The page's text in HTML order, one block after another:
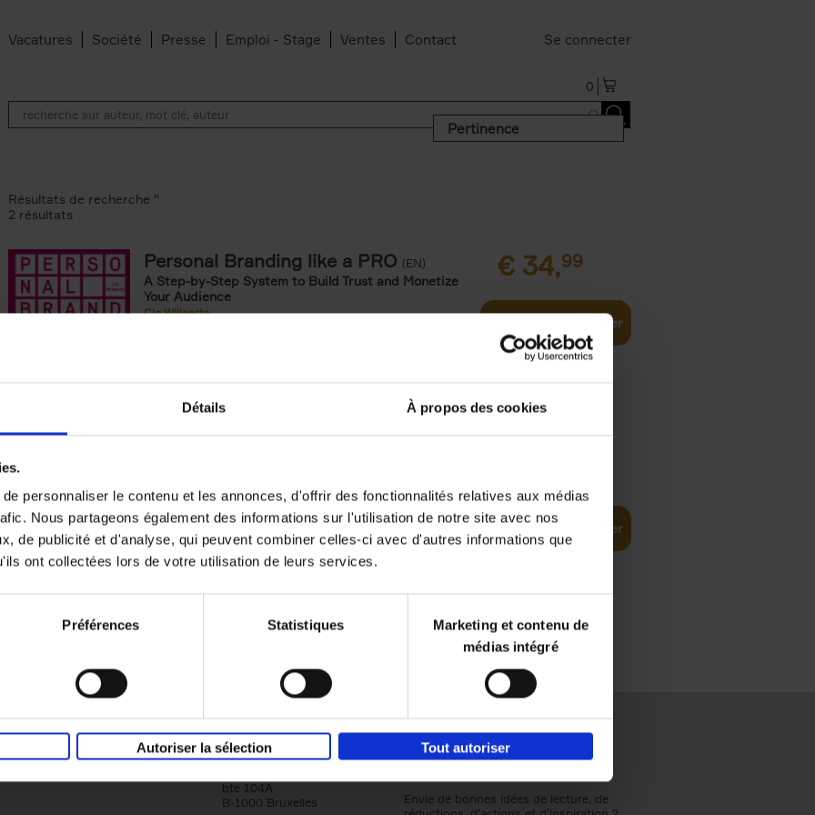
Détails À propos des cookies
personnaliser le contenu et les annonces, d'offrir des fonctionnalités relatives aux médias
Nous partageons également des informations sur l'utilisation de notre site avec nos
de publicité et d'analyse, qui peuvent combiner celles-ci avec d'autres informations que
ont collectées lors de votre utilisation de leurs services.
Préférences Statistiques
Marketing et contenu de
médias intégré
Autoriser la sélection Tout autoriser
Vacatures Société Presse Emploi - Stage Ventes Contact Se connecter
0
Pertinence
Résultats de recherche ''
2 résultats
Personal Branding like a PRO (EN)
A Step-by-Step System to Build Trust and Monetize
Your Audience
Clo Willaerts
€ 34,99
Ajouter au panier
Planning to Promoting
Clo Willaerts
Couverture souple
352 Ajouter au panier
Société
Qui sommes-nous?
Éditions Racine
Tour & Taxis
bte 104A
B-1000 Bruxelles
Envie de bonnes idées de lecture, de